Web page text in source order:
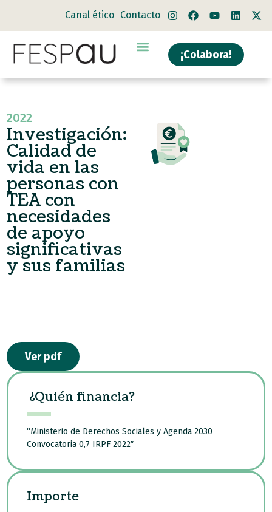
Canal ético Contacto
¡Colabora!
2022
Investigación:
Calidad de
vida en las
personas con
TEA con
necesidades
de apoyo
significativas
y sus familias
Ver pdf
¿Quién financia?
“Ministerio de Derechos Sociales y Agenda 2030
Convocatoria 0,7 IRPF 2022″
Importe